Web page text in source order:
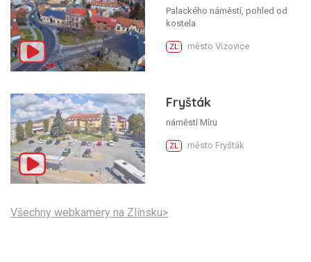
Palackého náměstí, pohled od
kostela
ZL město Vizovice
Fryšták
náměstí Míru
ZL město Fryšták
Všechny webkamery na Zlínsku>